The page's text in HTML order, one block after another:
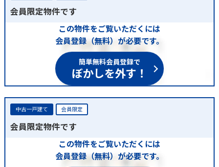
会員限定物件です
この物件をご覧いただくには
会員登録（無料）が必要です。
簡単無料会員登録で
ぼかしを外す！
中古一戸建て 会員限定
会員限定物件です
この物件をご覧いただくには
会員登録（無料）が必要です。